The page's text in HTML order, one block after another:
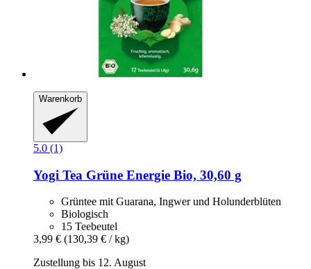
Warenkorb
5.0 (1)
Yogi Tea Grüne Energie Bio, 30,60 g
Grüntee mit Guarana, Ingwer und Holunderblüten
Biologisch
15 Teebeutel
3,99 € (130,39 € / kg)
Zustellung bis 12. August